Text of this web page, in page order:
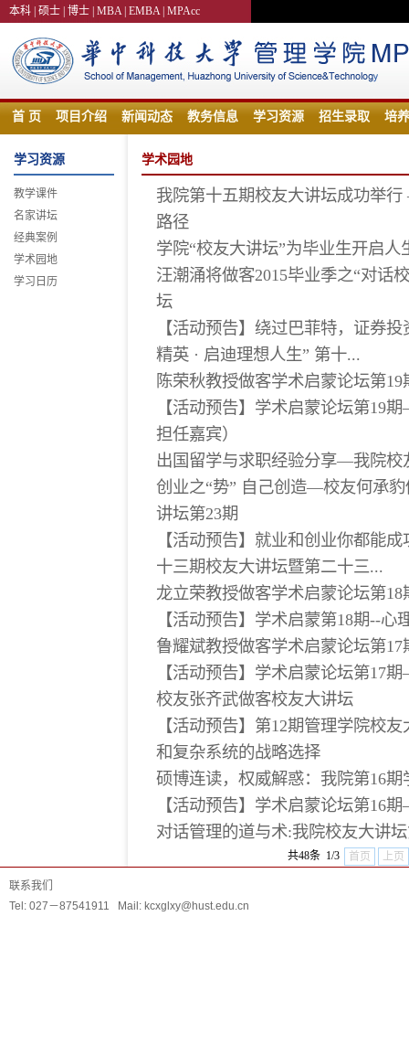
本科 硕士 博士 MBA| EMBA| MPAcc
首 页 项目介绍 新闻动态 教务信息 学习资源 招生录取 培
学习资源
教学课件
名家讲坛
经典案例
学术园地
学习日历
学术园地
我院第十五期校友大讲坛成功举
路径
学院“校友大讲坛”为毕业生开启人
汪潮涌将做客2015毕业季之“对话
坛
【活动预告】绕过巴菲特，证券
精英 · 启迪理想人生” 第十...
陈荣秋教授做客学术启蒙论坛第19
【活动预告】学术启蒙论坛第19
担任嘉宾）
出国留学与求职经验分享—我院校
创业之“势” 自己创造—校友何承
讲坛第23期
【活动预告】就业和创业你都能
十三期校友大讲坛暨第二十三...
龙立荣教授做客学术启蒙论坛第18
【活动预告】学术启蒙第18期--心
鲁耀斌教授做客学术启蒙论坛第17
【活动预告】学术启蒙论坛第17
校友张齐武做客校友大讲坛
【活动预告】第12期管理学院校
和复杂系统的战略选择
硕博连读，权威解惑：我院第16
【活动预告】学术启蒙论坛第16
对话管理的道与术:我院校友大讲
共48条 1/3 首页 上页
联系我们
Tel: 027－87541911 Mail: kcxglxy@hust.edu.cn